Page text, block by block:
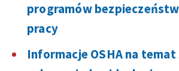
programów
pracy
Informacje OSHA na